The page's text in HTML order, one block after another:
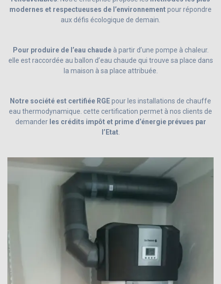
modernes et respectueuses de l’environnementpour répondre
aux défis écologique de demain.
Pour produire de l’eau chaudeà partir d’une pompe à chaleur.
elle est raccordée au ballon d’eau chaude qui trouve sa place dans
la maison à sa place attribuée.
Notre société est certifiée RGEpour les installations de chauffe
eau thermodynamique. cette certification permet à nos clients de
demander les crédits impôt et prime d’énergie prévues par
l’Etat.